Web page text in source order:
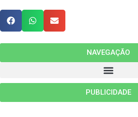
NAVEGAÇÃO
PUBLICIDADE